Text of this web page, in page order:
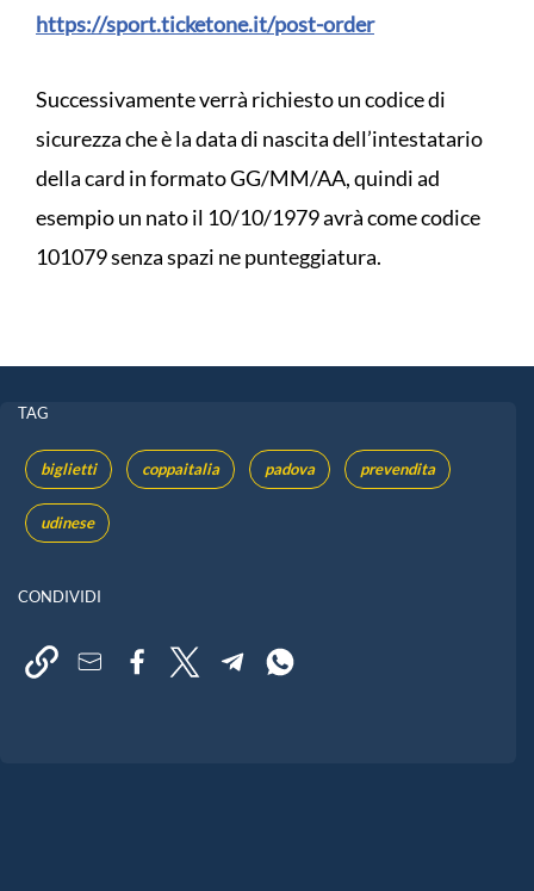
https://sport.ticketone.it/post-order
Successivamente verrà richiesto un codice di
sicurezza che è la data di nascita dell’intestatario
della card in formato GG/MM/AA, quindi ad
esempio un nato il 10/10/1979 avrà come codice
101079 senza spazi ne punteggiatura.
TAG
biglietti coppaitalia padova prevendita
udinese
CONDIVIDI